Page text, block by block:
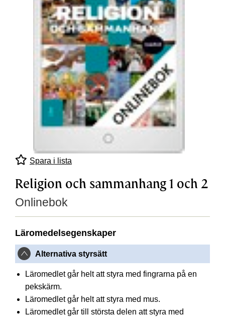
Spara i lista
Religion och sammanhang 1 och 2
Onlinebok
Läromedelsegenskaper
Alternativa styrsätt
Läromedlet går helt att styra med fingrarna på en
pekskärm.
Läromedlet går helt att styra med mus.
Läromedlet går till största delen att styra med